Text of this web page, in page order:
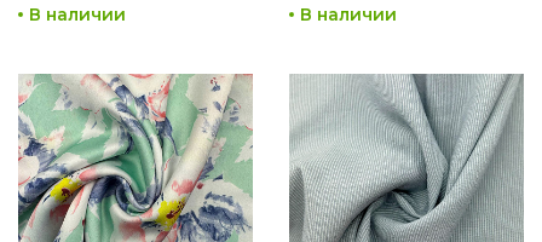
В наличии
В наличии